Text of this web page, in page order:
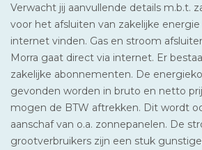
Verwacht jij aanvullende details m.b.t.
voor het afsluiten van zakelijke energie
internet vinden. Gas en stroom
Morra gaat direct via internet. Er
zakelijke abonnementen. De
gevonden worden in bruto en netto
mogen de BTW aftrekken. Dit wordt
aanschaf van o.a. zonnepanelen. De
grootverbruikers zijn een stuk